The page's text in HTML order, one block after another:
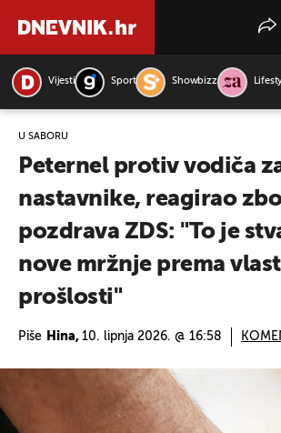
Vijesti Sport Showbizz
U SABORU
Peternel protiv vodiča
nastavnike, reagirao
pozdrava ZDS: "To je
nove mržnje prema
prošlosti"
Piše Hina, 10. lipnja 2026. @ 16:58
PRETRAŽITE VIJESTI